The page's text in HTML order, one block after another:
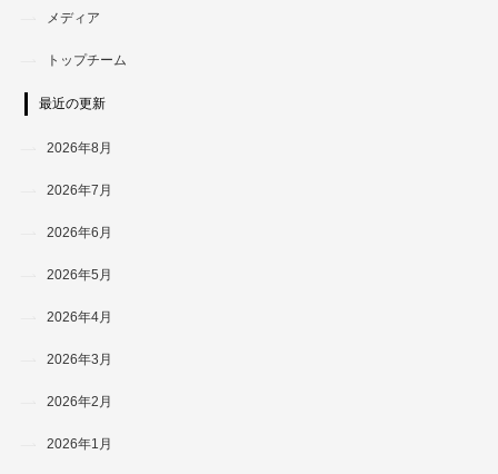
メディア
トップチーム
最近の更新
2026年8月
2026年7月
2026年6月
2026年5月
2026年4月
2026年3月
2026年2月
2026年1月